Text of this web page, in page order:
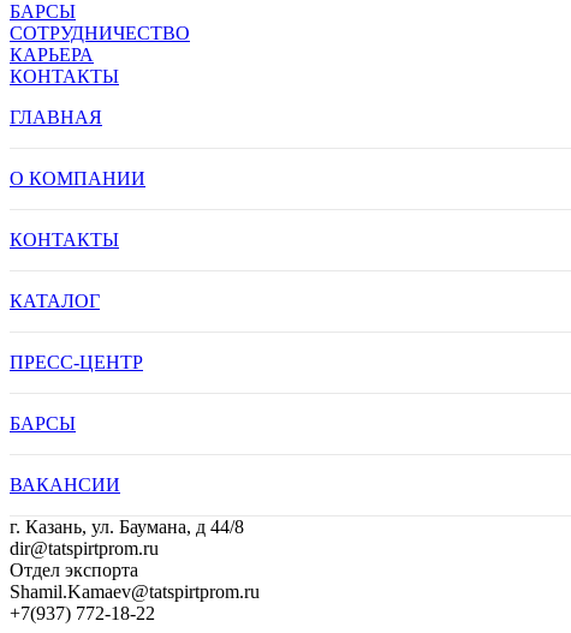
БАРСЫ
СОТРУДНИЧЕСТВО
КАРЬЕРА
КОНТАКТЫ
ГЛАВНАЯ
О КОМПАНИИ
КОНТАКТЫ
КАТАЛОГ
ПРЕСС-ЦЕНТР
БАРСЫ
ВАКАНСИИ
г. Казань, ул. Баумана, д 44/8
dir@tatspirtprom.ru
Отдел экспорта
Shamil.Kamaev@tatspirtprom.ru
+7(937) 772-18-22